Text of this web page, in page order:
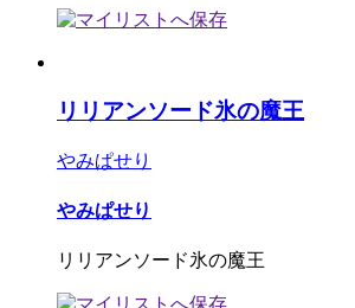
リリアンソード氷の魔王
やみぱせり
やみぱせり
リリアンソード氷の魔王